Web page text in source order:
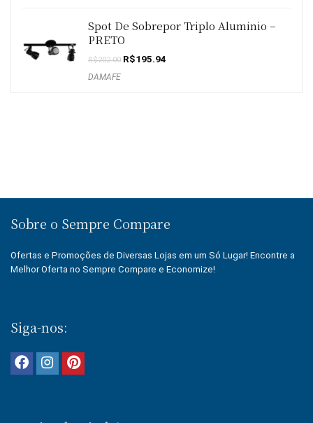
Spot De Sobrepor Triplo Aluminio –
PRETO
R$202.00 O
R$195.94
DAMAFE
Sobre o Sempre Compare
Ofertas e Promoções de Diversas Lojas em um Só Lugar! Encontre a
Melhor Oferta no Sempre Compare e Economize!
Siga-nos: